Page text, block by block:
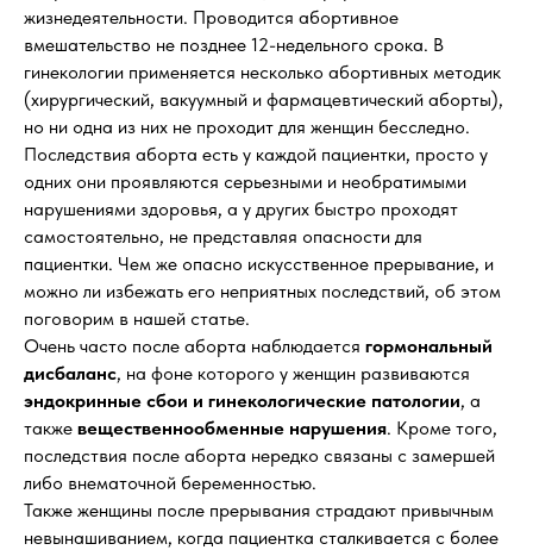
жизнедеятельности. Проводится абортивное
вмешательство не позднее 12-недельного срока. В
гинекологии применяется несколько абортивных методик
(хирургический, вакуумный и фармацевтический аборты),
но ни одна из них не проходит для женщин бесследно.
Последствия аборта есть у каждой пациентки, просто у
одних они проявляются серьезными и необратимыми
нарушениями здоровья, а у других быстро проходят
самостоятельно, не представляя опасности для
пациентки. Чем же опасно искусственное прерывание, и
можно ли избежать его неприятных последствий, об этом
поговорим в нашей статье.
Очень часто после аборта наблюдается гормональный
дисбаланс, на фоне которого у женщин развиваются
эндокринные сбои и гинекологические патологии, а
также вещественнообменные нарушения. Кроме того,
последствия после аборта нередко связаны с замершей
либо внематочной беременностью.
Также женщины после прерывания страдают привычным
невынашиванием, когда пациентка сталкивается с более